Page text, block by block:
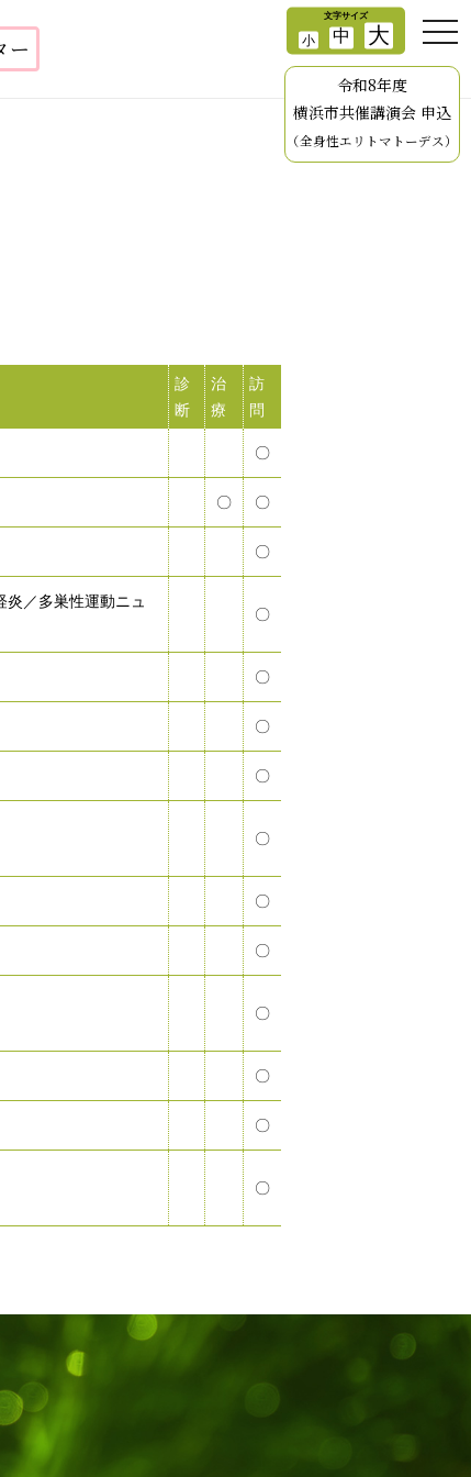
ー
令和8年度
横浜市共催講演会 申込
（全身性エリトマトーデス）
診
断
治
療
訪
問
〇
〇 〇
〇
／多巣性運動ニュ
〇
〇
〇
〇
〇
〇
〇
〇
〇
〇
〇